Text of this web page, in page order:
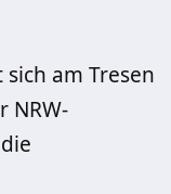
am Tresen
NRW-